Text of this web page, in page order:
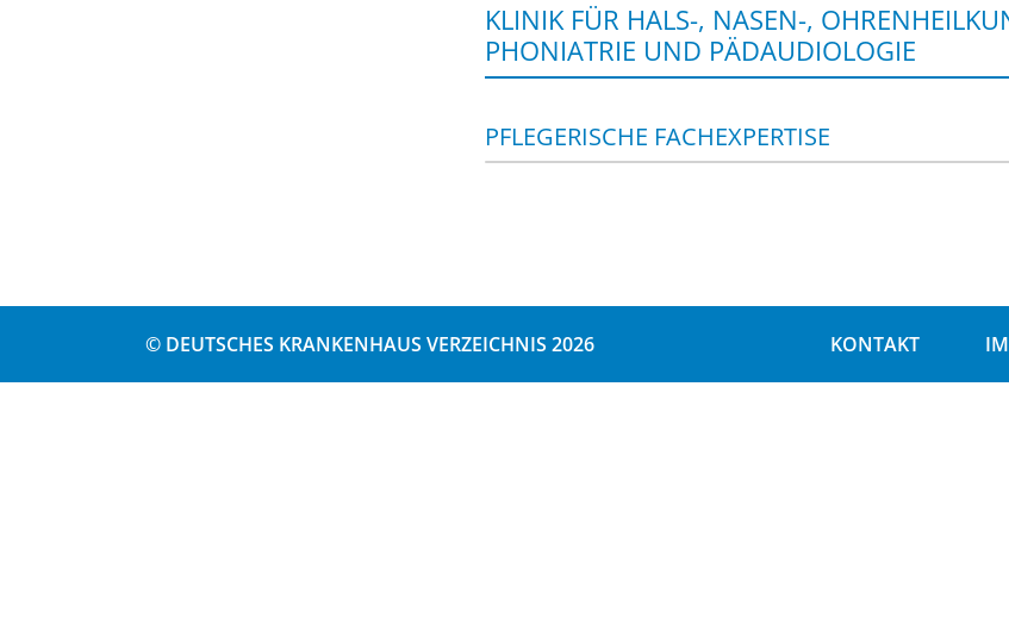
KLINIK FÜR HALS-, NASEN-,
PHONIATRIE UND PÄDAUDIOLOGIE
PFLEGERISCHE FACHEXPERTISE
© DEUTSCHES KRANKENHAUS VERZEICHNIS 2026 KONTAKT